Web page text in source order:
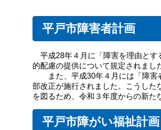
平戸市障害者計画
平成28年４月に「障害を理由とす
的配慮の提供について規定されまし
また、平成30年４月には「障害
部改正が施行されました。こうした
を図るため、令和３年度からの新た
平戸市障がい福祉計